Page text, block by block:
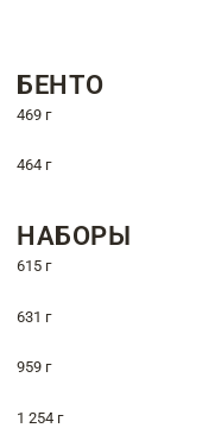
БЕНТО
469 г
464 г
НАБОРЫ
615 г
631 г
959 г
1 254 г